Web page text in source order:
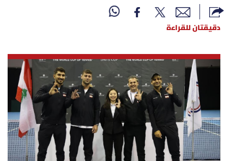
لبنان
نداء اليوم
محليات
أسرار
متفرقات
دقيقتان للقراءة